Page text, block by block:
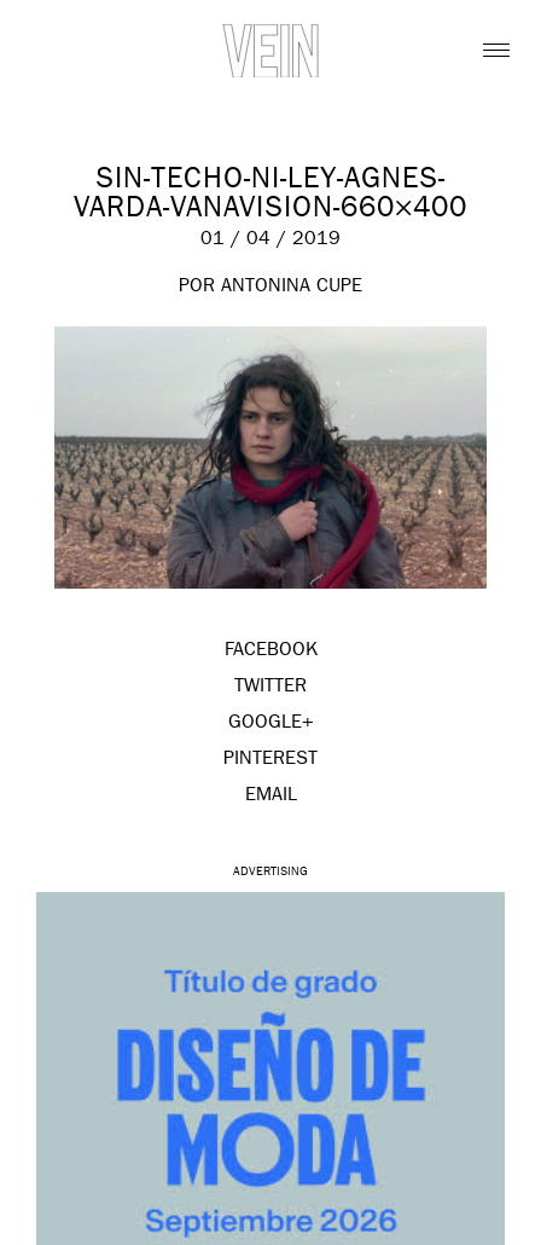
SIN-TECHO-NI-LEY-AGNES-
VARDA-VANAVISION-660×400
01 / 04 / 2019
POR ANTONINA CUPE
FACEBOOK
TWITTER
GOOGLE+
PINTEREST
EMAIL
ADVERTISING